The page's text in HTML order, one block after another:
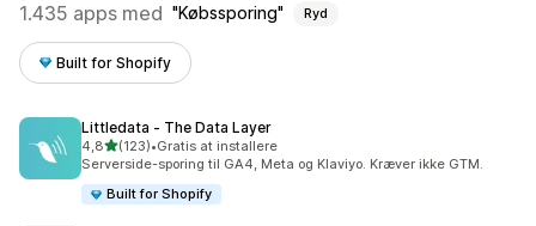
1.435 apps med Købssporing Ryd
Built for Shopify
Littledata ‑ The Data Layer
4,8ud af 5 stjerner
(123)
123 anmeldelser i alt
•Gratis at installere
Serverside-sporing til GA4, Meta og Klaviyo. Kræver ikke GTM.
Built for Shopify